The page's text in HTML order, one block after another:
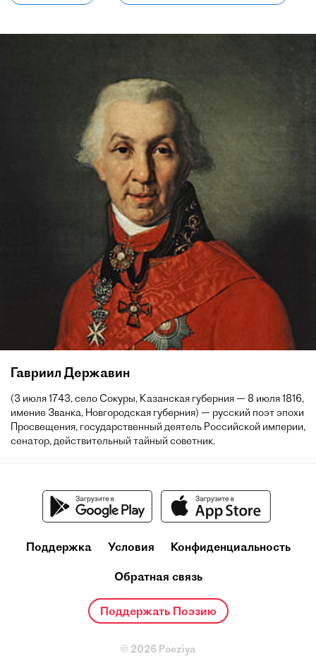
Гавриил Державин
(3 июля 1743, село Сокуры, Казанская губерния — 8 июля 1816,
имение Званка, Новгородская губерния) — русский поэт эпохи
Просвещения, государственный деятель Российской империи,
сенатор, действительный тайный советник.
Поддержка Условия Конфиденциальность
Обратная связь
Поддержать Поэзию
© 2026 Poeziya